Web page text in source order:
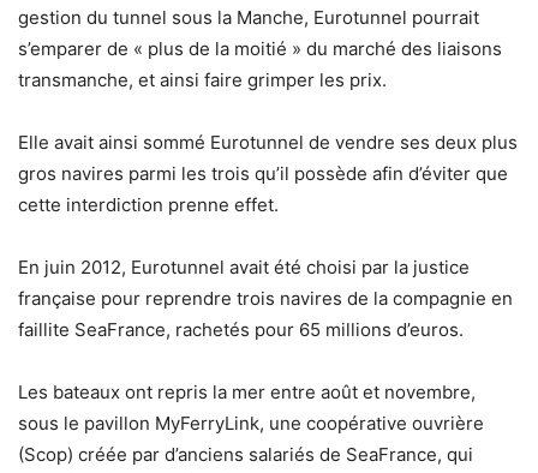
gestion du tunnel sous la Manche, Eurotunnel pourrait
s’emparer de « plus de la moitié » du marché des liaisons
transmanche, et ainsi faire grimper les prix.
Elle avait ainsi sommé Eurotunnel de vendre ses deux plus
gros navires parmi les trois qu’il possède afin d’éviter que
cette interdiction prenne effet.
En juin 2012, Eurotunnel avait été choisi par la justice
française pour reprendre trois navires de la compagnie en
faillite SeaFrance, rachetés pour 65 millions d’euros.
Les bateaux ont repris la mer entre août et novembre,
sous le pavillon MyFerryLink, une coopérative ouvrière
(Scop) créée par d’anciens salariés de SeaFrance, qui